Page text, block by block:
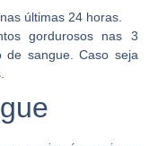
últimas 24 horas
gordurosos nas 3
de sangue. Caso seja